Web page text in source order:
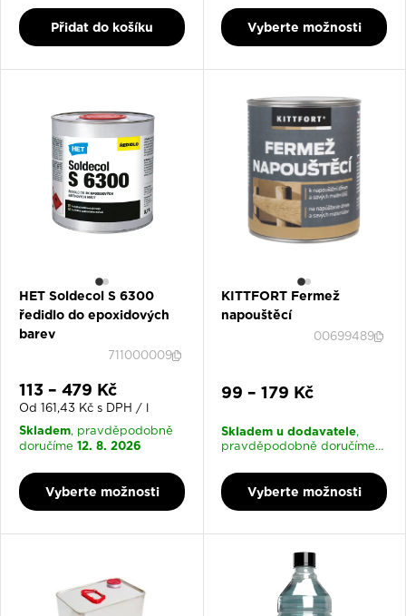
Přidat do košíku Vyberte možnosti
HET Soldecol S 6300
ředidlo do epoxidových
barev
711000009
Slevová cena
113 – 479 Kč
Od 161,43 Kč s DPH / l
Skladem, pravděpodobně
doručíme 12. 8. 2026
Vyberte možnosti
KITTFORT Fermež
napouštěcí
00699489
Slevová cena
99 – 179 Kč
Skladem u dodavatele,
pravděpodobně doručíme
Vyberte možnosti